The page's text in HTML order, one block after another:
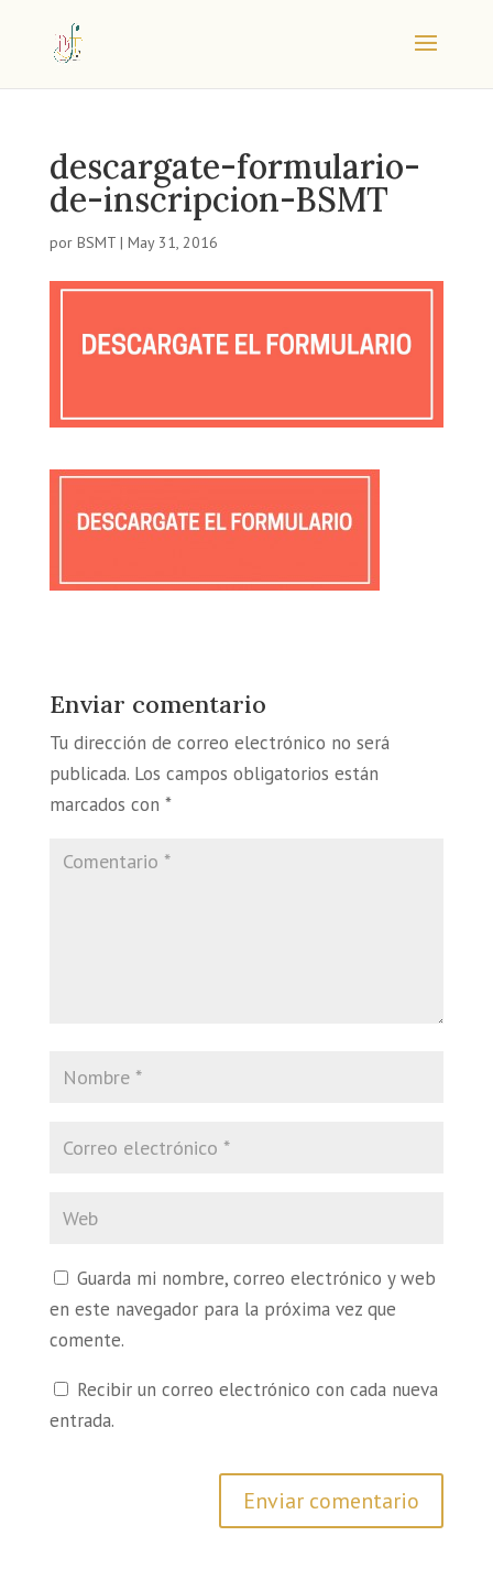
descargate-formulario-
de-inscripcion-BSMT
por BSMT| May 31, 2016
Enviar comentario
Tu dirección de correo electrónico no será
publicada. Los campos obligatorios están
marcados con *
Guarda mi nombre, correo electrónico y web
en este navegador para la próxima vez que
comente.
Recibir un correo electrónico con cada nueva
entrada.